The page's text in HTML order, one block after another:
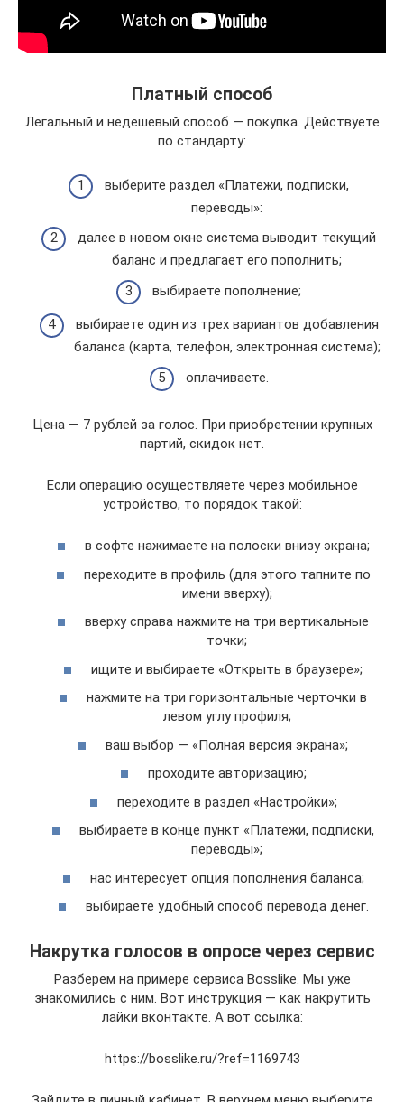
Платный способ
Легальный и недешевый способ — покупка. Действуете
по стандарту:
выберите раздел «Платежи, подписки,
переводы»:
далее в новом окне система выводит текущий
баланс и предлагает его пополнить;
выбираете пополнение;
выбираете один из трех вариантов добавления
баланса (карта, телефон, электронная система);
оплачиваете.
Цена — 7 рублей за голос. При приобретении крупных
партий, скидок нет.
Если операцию осуществляете через мобильное
устройство, то порядок такой:
в софте нажимаете на полоски внизу экрана;
переходите в профиль (для этого тапните по
имени вверху);
вверху справа нажмите на три вертикальные
точки;
ищите и выбираете «Открыть в браузере»;
нажмите на три горизонтальные черточки в
левом углу профиля;
ваш выбор — «Полная версия экрана»;
проходите авторизацию;
переходите в раздел «Настройки»;
выбираете в конце пункт «Платежи, подписки,
переводы»;
нас интересует опция пополнения баланса;
выбираете удобный способ перевода денег.
Накрутка голосов в опросе через сервис
Разберем на примере сервиса Bosslike. Мы уже
знакомились с ним. Вот инструкция — как накрутить
лайки вконтакте. А вот ссылка:
https://bosslike.ru/?ref=1169743